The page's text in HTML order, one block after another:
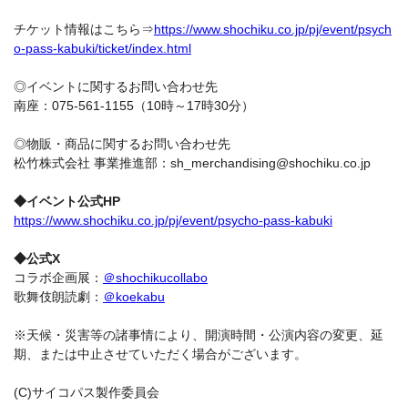
チケット情報はこちら⇒https://www.shochiku.co.jp/pj/event/psych
o-pass-kabuki/ticket/index.html
◎イベントに関するお問い合わせ先
南座：075-561-1155（10時～17時30分）
◎物販・商品に関するお問い合わせ先
松竹株式会社 事業推進部：sh_merchandising@shochiku.co.jp
◆イベント公式HP
https://www.shochiku.co.jp/pj/event/psycho-pass-kabuki
◆公式X
コラボ企画展： ＠shochikucollabo
歌舞伎朗読劇： ＠koekabu
※天候・災害等の諸事情により、開演時間・公演内容の変更、延
期、または中止させていただく場合がございます。
(C)サイコパス製作委員会